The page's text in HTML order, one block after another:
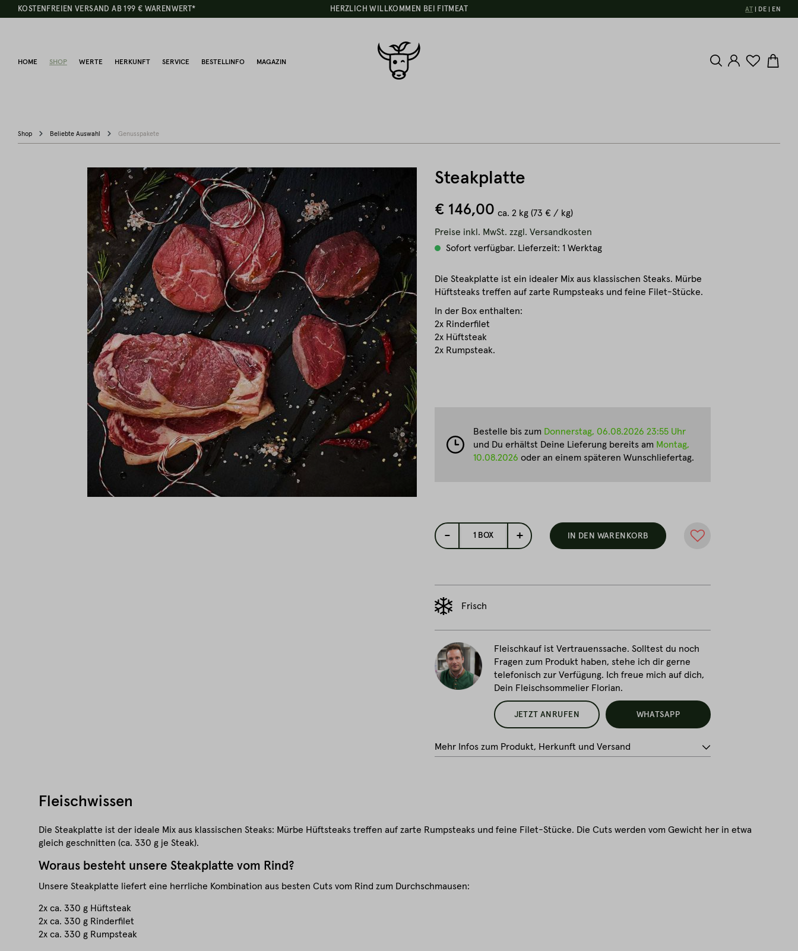
KOSTENFREIEN VERSAND AB 199 € WARENWERT* HERZLICH WILLKOMMEN BEI FITMEAT DE
AT EN
HOME SHOP WERTE HERKUNFT SERVICE BESTELLINFO MAGAZIN
Shop Beliebte Auswahl Genusspakete
Steakplatte
€ 146,00 ca. 2 kg (73 € / kg)
Preise inkl. MwSt. zzgl. Versandkosten
Sofort verfügbar. Lieferzeit: 1 Werktag
Die Steakplatte ist ein idealer Mix aus klassischen Steaks. Mürbe
Hüftsteaks treffen auf zarte Rumpsteaks und feine Filet-Stücke.
In der Box enthalten:
2x Rinderfilet
2x Hüftsteak
2x Rumpsteak.
- 1 BOX + IN DEN WARENKORB
Frisch
Bestelle bis zum Donnerstag, 06.08.2026 23:55 Uhr
und Du erhältst Deine Lieferung bereits am Montag,
10.08.2026 oder an einem späteren Wunschliefertag.
Fleischkauf ist Vertrauenssache. Solltest du noch
Fragen zum Produkt haben, stehe ich dir gerne
telefonisch zur Verfügung. Ich freue mich auf dich,
Dein Fleischsommelier Florian.
JETZT ANRUFEN WHATSAPP
Mehr Infos zum Produkt, Herkunft und Versand
Fleischwissen
Die Steakplatte ist der ideale Mix aus klassischen Steaks: Mürbe Hüftsteaks treffen auf zarte Rumpsteaks und feine Filet-Stücke. Die Cuts werden vom Gewicht her in etwa
gleich geschnitten (ca. 330 g je Steak).
Woraus besteht unsere Steakplatte vom Rind?
Unsere Steakplatte liefert eine herrliche Kombination aus besten Cuts vom Rind zum Durchschmausen:
2x ca. 330 g Hüftsteak
2x ca. 330 g Rinderfilet
2x ca. 330 g Rumpsteak